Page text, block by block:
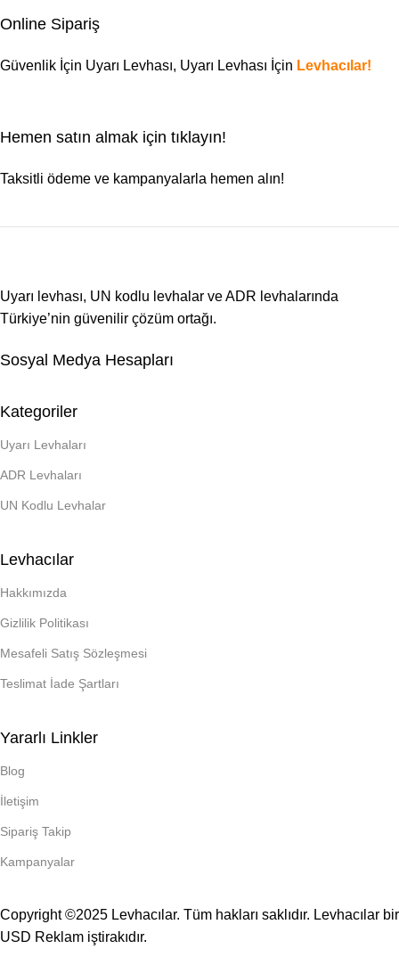
Online Sipariş
Güvenlik İçin Uyarı Levhası, Uyarı Levhası İçin Levhacılar!
Hemen satın almak için tıklayın!
Taksitli ödeme ve kampanyalarla hemen alın!
Uyarı levhası, UN kodlu levhalar ve ADR levhalarında
Türkiye’nin güvenilir çözüm ortağı.
Sosyal Medya Hesapları
Kategoriler
Uyarı Levhaları
ADR Levhaları
UN Kodlu Levhalar
Levhacılar
Hakkımızda
Gizlilik Politikası
Mesafeli Satış Sözleşmesi
Teslimat İade Şartları
Yararlı Linkler
Blog
İletişim
Sipariş Takip
Kampanyalar
Copyright ©2025 Levhacılar. Tüm hakları saklıdır. Levhacılar bir
USD Reklam iştirakıdır.